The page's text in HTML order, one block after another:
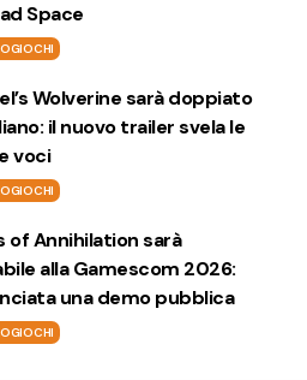
Space
Wolverine sarà doppiato
il nuovo trailer svela le
voci
of Annihilation sarà
alla Gamescom 2026:
una demo pubblica